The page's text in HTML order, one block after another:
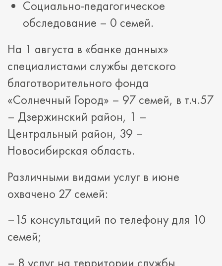
Социально-педагогическое
обследование – 0 семей.
На 1 августа в «банке данных»
специалистами службы детского
благотворительного фонда
«Солнечный Город» – 97 семей, в т.ч.57
– Дзержинский район, 1 –
Центральный район, 39 –
Новосибирская область.
Различными видами услуг в июне
охвачено 27 семей:
–15 консультаций по телефону для 10
семей;
– 8 услуг на территории службы